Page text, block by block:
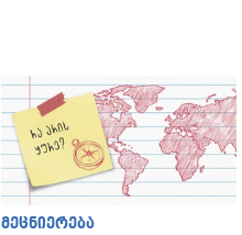
მეცნიერება